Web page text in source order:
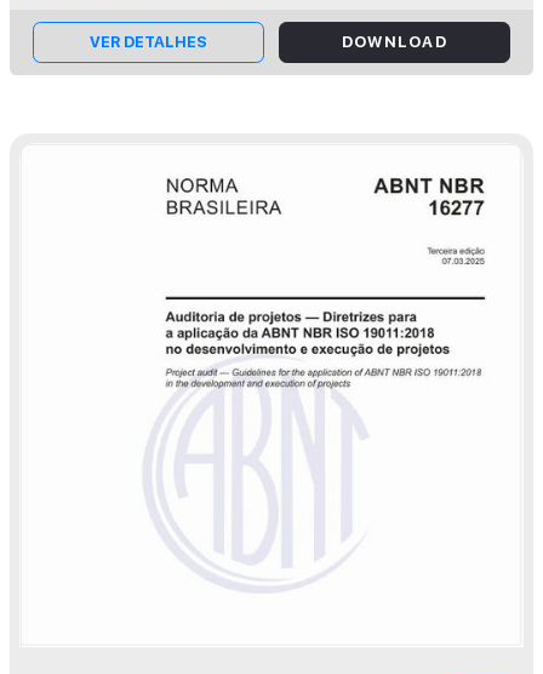
entrega, modelo de cic...
VER DETALHES DOWNLOAD